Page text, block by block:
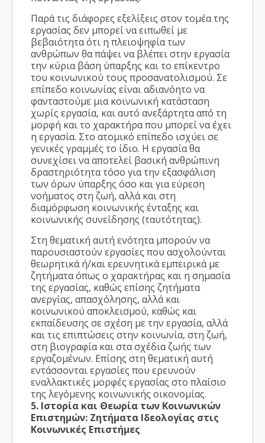
Παρά τις διάφορες εξελίξεις στον τομέα της
εργασίας δεν μπορεί να ειπωθεί με
βεβαιότητα ότι η πλειοψηφία των
ανθρώπων θα πάψει να βλέπει στην εργασία
την κύρια βάση ύπαρξης και το επίκεντρο
του κοινωνικού τους προσανατολισμού. Σε
επίπεδο κοινωνίας είναι αδιανόητο να
φανταστούμε μια κοινωνική κατάσταση
χωρίς εργασία, και αυτό ανεξάρτητα από τη
μορφή και το χαρακτήρα που μπορεί να έχει
η εργασία. Στο ατομικό επίπεδο ισχύει σε
γενικές γραμμές το ίδιο. Η εργασία θα
συνεχίσει να αποτελεί βασική ανθρώπινη
δραστηριότητα τόσο για την εξασφάλιση
των όρων ύπαρξης όσο και για εύρεση
νοήματος στη ζωή, αλλά και στη
διαμόρφωση κοινωνικής ένταξης και
κοινωνικής συνείδησης (ταυτότητας).
Στη θεματική αυτή ενότητα μπορούν να
παρουσιαστούν εργασίες που ασχολούνται
θεωρητικά ή/και ερευνητικά εμπειρικά με
ζητήματα όπως ο χαρακτήρας και η σημασία
της εργασίας, καθώς επίσης ζητήματα
ανεργίας, απασχόλησης, αλλά και
κοινωνικού αποκλεισμού, καθώς και
εκπαίδευσης σε σχέση με την εργασία, αλλά
και τις επιπτώσεις στην κοινωνία, στη ζωή,
στη βιογραφία και στα σχέδια ζωής των
εργαζομένων. Επίσης στη θεματική αυτή
εντάσσονται εργασίες που ερευνούν
εναλλακτικές μορφές εργασίας στο πλαίσιο
της λεγόμενης κοινωνικής οικονομίας.
5. Ιστορία και Θεωρία των Κοινωνικών
Επιστημών: Ζητήματα Ιδεολογίας στις
Κοινωνικές Επιστήμες